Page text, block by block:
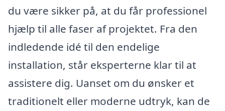
du være sikker på, at du får professionel
hjælp til alle faser af projektet. Fra den
indledende idé til den endelige
installation, står eksperterne klar til at
assistere dig. Uanset om du ønsker et
traditionelt eller moderne udtryk, kan de